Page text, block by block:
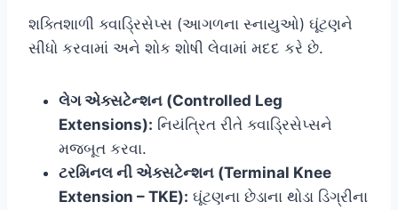
શક્તિશાળી ક્વાડ્રિસેપ્સ (આગળના સ્નાયુઓ) ઘૂંટણને
સીધો કરવામાં અને શોક શોષી લેવામાં મદદ કરે છે.
લેગ એક્સટેન્શન (Controlled Leg
Extensions): નિયંત્રિત રીતે ક્વાડ્રિસેપ્સને
મજબૂત કરવા.
ટરમિનલ ની એક્સટેન્શન (Terminal Knee
Extension – TKE): ઘૂંટણના છેડાના થોડા ડિગ્રીના